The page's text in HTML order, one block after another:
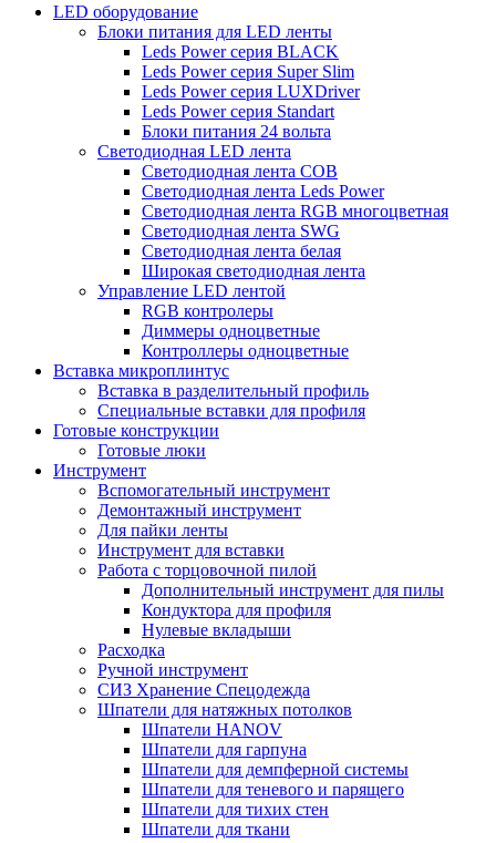
LED оборудование
Блоки питания для LED ленты
Leds Power cерия BLACK
Leds Power cерия Super Slim
Leds Power серия LUXDriver
Leds Power серия Standart
Блоки питания 24 вольта
Светодиодная LED лента
Светодиодная лента COB
Светодиодная лента Leds Power
Светодиодная лента RGB многоцветная
Светодиодная лента SWG
Светодиодная лента белая
Широкая светодиодная лента
Управление LED лентой
RGB контролеры
Диммеры одноцветные
Контроллеры одноцветные
Вставка микроплинтус
Вставка в разделительный профиль
Специальные вставки для профиля
Готовые конструкции
Готовые люки
Инструмент
Вспомогательный инструмент
Демонтажный инструмент
Для пайки ленты
Инструмент для вставки
Работа с торцовочной пилой
Дополнительный инструмент для пилы
Кондуктора для профиля
Нулевые вкладыши
Расходка
Ручной инструмент
СИЗ Хранение Спецодежда
Шпатели для натяжных потолков
Шпатели HANOV
Шпатели для гарпуна
Шпатели для демпферной системы
Шпатели для теневого и парящего
Шпатели для тихих стен
Шпатели для ткани